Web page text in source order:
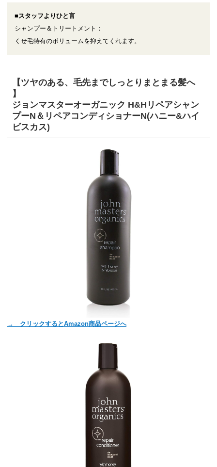
■スタッフよりひと言
シャンプー＆トリートメント：
くせ毛特有のボリュームを抑えてくれます。
【ツヤのある、毛先までしっとりまとまる髪へ
】
ジョンマスターオーガニック H&Hリペアシャン
プーN＆リペアコンディショナーN(ハニー&ハイ
ビスカス)
→ クリックするとAmazon商品ページへ